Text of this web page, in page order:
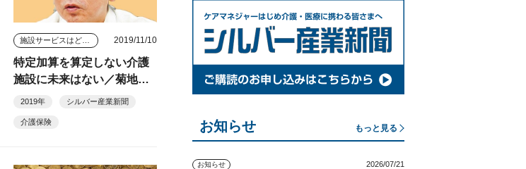
施設サービスはどう変わっていくのか 2019/11/10
特定加算を算定しない介護
施設に未来はない／菊地雅
洋（連載４８）
2019年 シルバー産業新聞
介護保険 お知らせ もっと見る
お知らせ 2026/07/21